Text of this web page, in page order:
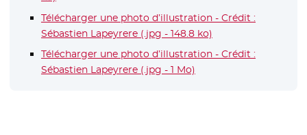
Télécharger une photo d’illustration - Crédit :
Sébastien Lapeyrere (.jpg - 148.8 ko)
Télécharger une photo d’illustration - Crédit :
Sébastien Lapeyrere (.jpg - 1 Mo)